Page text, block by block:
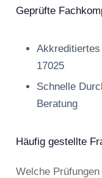
Geprüfte
17025
Schnelle
Beratung
Häufig gestellte
Welche